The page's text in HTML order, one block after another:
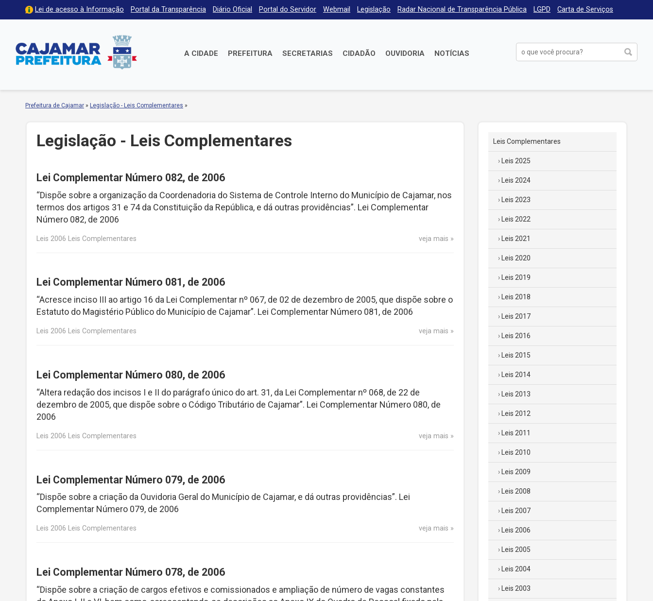
Lei de acesso à Informação Portal da Transparência Diário Oficial Portal do Servidor Webmail Legislação Radar Nacional de Transparência Pública LGPD Carta de Serviços
A CIDADE PREFEITURA SECRETARIAS CIDADÃO OUVIDORIA NOTÍCIAS
Prefeitura de Cajamar » Legislação - Leis Complementares »
Legislação - Leis Complementares
Lei Complementar Número 082, de 2006
“Dispõe sobre a organização da Coordenadoria do Sistema de Controle Interno do Município de Cajamar, nos
termos dos artigos 31 e 74 da Constituição da República, e dá outras providências”. Lei Complementar
Número 082, de 2006
Leis 2006 Leis Complementares veja mais
Lei Complementar Número 081, de 2006
“Acresce inciso III ao artigo 16 da Lei Complementar nº 067, de 02 de dezembro de 2005, que dispõe sobre o
Estatuto do Magistério Público do Município de Cajamar”. Lei Complementar Número 081, de 2006
Leis 2006 Leis Complementares veja mais
Lei Complementar Número 080, de 2006
“Altera redação dos incisos I e II do parágrafo único do art. 31, da Lei Complementar nº 068, de 22 de
dezembro de 2005, que dispõe sobre o Código Tributário de Cajamar”. Lei Complementar Número 080, de
2006
Leis 2006 Leis Complementares veja mais
Lei Complementar Número 079, de 2006
“Dispõe sobre a criação da Ouvidoria Geral do Município de Cajamar, e dá outras providências”. Lei
Complementar Número 079, de 2006
Leis 2006 Leis Complementares veja mais
Lei Complementar Número 078, de 2006
“Dispõe sobre a criação de cargos efetivos e comissionados e ampliação de número de vagas constantes
Leis Complementares
Leis 2025
Leis 2024
Leis 2023
Leis 2022
Leis 2021
Leis 2020
Leis 2019
Leis 2018
Leis 2017
Leis 2016
Leis 2015
Leis 2014
Leis 2013
Leis 2012
Leis 2011
Leis 2010
Leis 2009
Leis 2008
Leis 2007
Leis 2006
Leis 2005
Leis 2004
Leis 2003